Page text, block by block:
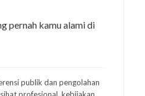
pernah kamu alami di
publik dan pengolahan